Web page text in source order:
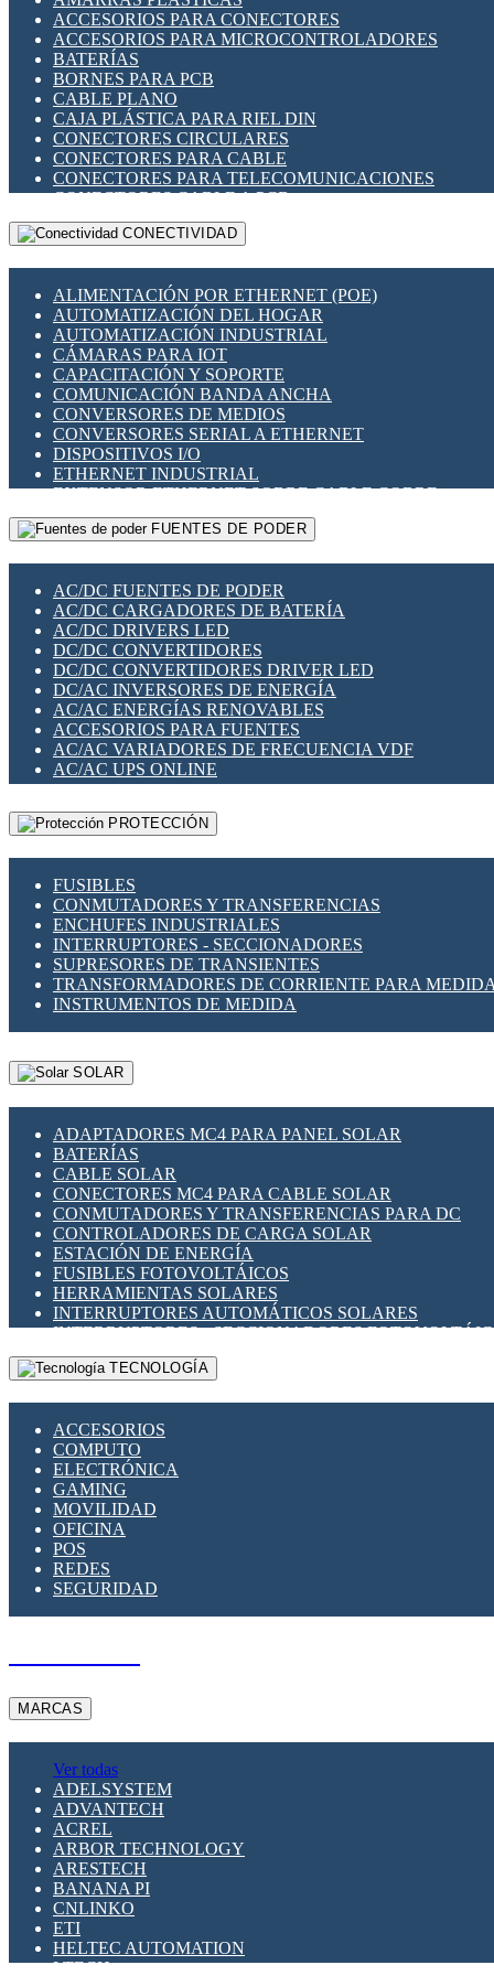
INDICADORES PARA PANEL
INTERFACES DE RELÉ
INTERRUPTORES FIN DE CARRERA
LLAVES CONMUTADORAS
MEDIDORES DE ENERGÍA Y TC'S DE CORRIENTE
MOTORES PASO A PASO
PANTALLAS HMI
PLC -CONTROLADORES LÓGICO PROGRAMABLES
PROGRAMADORES DE HORARIO
RELÉS DE PROTECCIÓN
SENSORES CAPACITIVOS
SENSORES INDUCTIVOS
TEMPORIZADORES
VARIACS
VARIADORES DE FRECUENCIA [VDF]
SECCIONADORES - INTERRUPTORES
MAQUINARIA
ACCESORIOS PARA CONECTORES
ACCESORIOS PARA MICROCONTROLADORES
BATERÍAS
BORNES PARA PCB
CABLE PLANO
CAJA PLÁSTICA PARA RIEL DIN
CONECTORES CIRCULARES
CONECTORES PARA CABLE
CONECTORES PARA TELECOMUNICACIONES
CONECTORES CABLE A PCB
CONECTORES PCB A CABLE
DIP SWITCHES
HERRAMIENTAS VARIAS
ILUMINACIÓN LED
INTERRUPTORES REED
INTERFACES DE RELÉ
OTROS RELÉS
PROTECCIÓN TÉRMICA
RELÉS AUTOMOTRICES
RELÉS DE SEÑAL
RELÉS DE ESTADO SÓLIDO SSR
RELÉS INDUSTRIALES
RELÉS MINIATURA DE POTENCIA
SENSORES MAGNÉTICOS
SWITCH Y MICROSWITCH
TARJETAS PI
UNIÓN Y DERIVACIÓN DE CABLE
CONECTIVIDAD
ALIMENTACIÓN POR ETHERNET (POE)
AUTOMATIZACIÓN DEL HOGAR
AUTOMATIZACIÓN INDUSTRIAL
CÁMARAS PARA IOT
CAPACITACIÓN Y SOPORTE
COMUNICACIÓN BANDA ANCHA
CONVERSORES DE MEDIOS
CONVERSORES SERIAL A ETHERNET
DISPOSITIVOS I/O
ETHERNET INDUSTRIAL
EXTENSOR ETHERNET SOBRE CABLE COBRE
GATEWAY LORAWAN
GESTIÓN DE REDES
PLACAS MODULARES IOT
SWITCHES Y REDES WIFI
SOLUCIONES IOT
SOLUCIONES LORAWAN
SOLUCIONES RED CELULAR
SEGURIDAD PARA REDES
SWITCHES LAN
TELEFONÍA IP (VOIP)
VIGILANCIA IP (CCTV)
MESHTASTIC
FUENTES DE PODER
AC/DC FUENTES DE PODER
AC/DC CARGADORES DE BATERÍA
AC/DC DRIVERS LED
DC/DC CONVERTIDORES
DC/DC CONVERTIDORES DRIVER LED
DC/AC INVERSORES DE ENERGÍA
AC/AC ENERGÍAS RENOVABLES
ACCESORIOS PARA FUENTES
AC/AC VARIADORES DE FRECUENCIA VDF
AC/AC UPS ONLINE
PROTECCIÓN
FUSIBLES
CONMUTADORES Y TRANSFERENCIAS
ENCHUFES INDUSTRIALES
INTERRUPTORES - SECCIONADORES
SUPRESORES DE TRANSIENTES
TRANSFORMADORES DE CORRIENTE PARA
INSTRUMENTOS DE MEDIDA
SOLAR
ADAPTADORES MC4 PARA PANEL SOLAR
BATERÍAS
CABLE SOLAR
CONECTORES MC4 PARA CABLE SOLAR
CONMUTADORES Y TRANSFERENCIAS PARA DC
CONTROLADORES DE CARGA SOLAR
ESTACIÓN DE ENERGÍA
FUSIBLES FOTOVOLTÁICOS
HERRAMIENTAS SOLARES
INTERRUPTORES AUTOMÁTICOS SOLARES
INTERRUPTORES - SECCIONADORES
MONTAJE PANEL SOLAR
PORTA FUSIBLES Y SECCIONADORES
TECNOLOGÍA
ACCESORIOS
COMPUTO
ELECTRÓNICA
GAMING
MOVILIDAD
OFICINA
POS
REDES
SEGURIDAD
MARCAS
Ver todas
ADELSYSTEM
ADVANTECH
ACREL
ARBOR TECHNOLOGY
ARESTECH
BANANA PI
CNLINKO
ETI
HELTEC AUTOMATION
LTECH